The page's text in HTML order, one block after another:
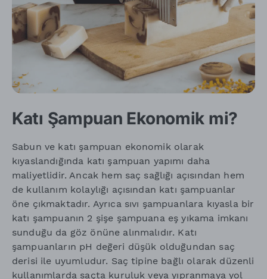
Katı Şampuan Ekonomik mi?
Sabun ve katı şampuan ekonomik olarak
kıyaslandığında katı şampuan yapımı daha
maliyetlidir. Ancak hem saç sağlığı açısından hem
de kullanım kolaylığı açısından katı şampuanlar
öne çıkmaktadır. Ayrıca sıvı şampuanlara kıyasla bir
katı şampuanın 2 şişe şampuana eş yıkama imkanı
sunduğu da göz önüne alınmalıdır. Katı
şampuanların pH değeri düşük olduğundan saç
derisi ile uyumludur. Saç tipine bağlı olarak düzenli
kullanımlarda saçta kuruluk veya yıpranmaya yol